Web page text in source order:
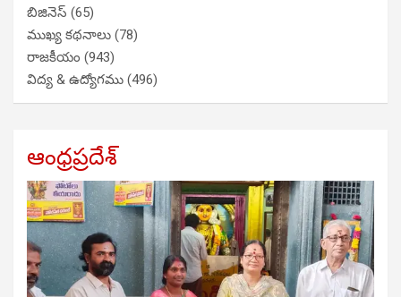
బిజినెస్ (65)
ముఖ్య కథనాలు (78)
రాజకీయం (943)
విద్య & ఉద్యోగము (496)
ఆంధ్రప్రదేశ్